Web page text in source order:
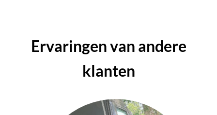
Ervaringen van andere
klanten